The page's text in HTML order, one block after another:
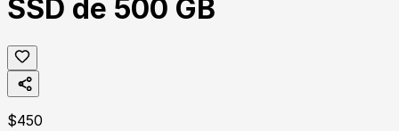
SSD de 500 GB
$450